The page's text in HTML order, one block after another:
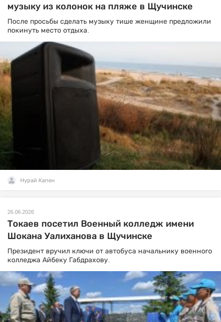
музыку из колонок на пляже в Щучинске
После просьбы сделать музыку тише женщине предложили
покинуть место отдыха.
Нурай Капен
26.06.2026
Токаев посетил Военный колледж имени
Шокана Уалиханова в Щучинске
Президент вручил ключи от автобуса начальнику военного
колледжа Айбеку Габдрахову.